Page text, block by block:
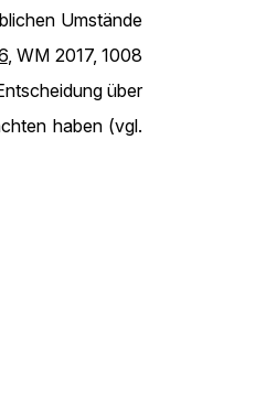
Umstände
, WM 2017, 1008
über
haben (vgl.